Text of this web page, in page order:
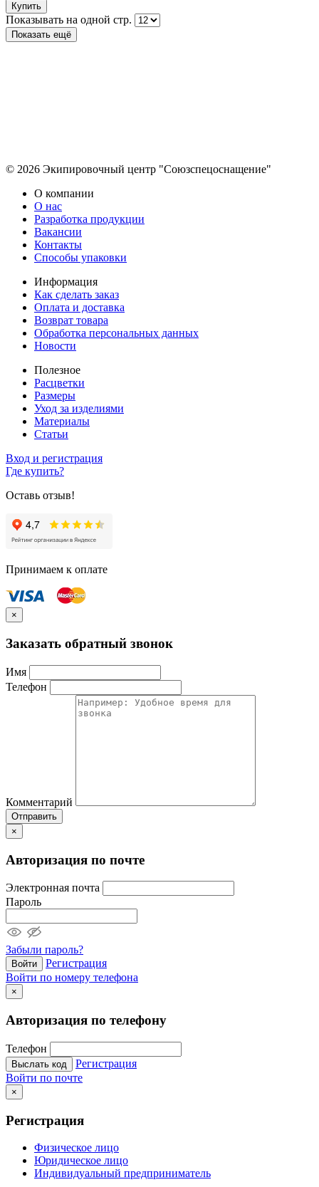
Купить
Показывать на одной стр.
Показать ещё
© 2026 Экипировочный центр "Союзспецоснащение"
О компании
О нас
Разработка продукции
Вакансии
Контакты
Способы упаковки
Информация
Как сделать заказ
Оплата и доставка
Возврат товара
Обработка персональных данных
Новости
Полезное
Расцветки
Размеры
Уход за изделиями
Материалы
Статьи
Вход и регистрация
Где купить?
Оставь отзыв!
Принимаем к оплате
×
Заказать обратный звонок
Имя
Телефон
Комментарий
Отправить
×
Авторизация по почте
Электронная почта
Пароль
Забыли пароль?
Войти
Регистрация
Войти по номеру телефона
×
Авторизация по телефону
Телефон
Выслать код
Регистрация
Войти по почте
×
Регистрация
Физическое лицо
Юридическое лицо
Индивидуальный предприниматель